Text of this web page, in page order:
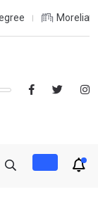
RECTORAMorelia